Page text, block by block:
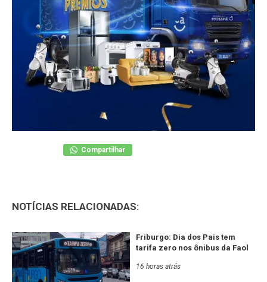
Compartilhar
NOTÍCIAS RELACIONADAS:
Friburgo: Dia dos Pais tem
tarifa zero nos ônibus da Faol
16 horas atrás